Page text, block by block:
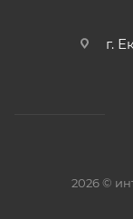
г.
2026 ©